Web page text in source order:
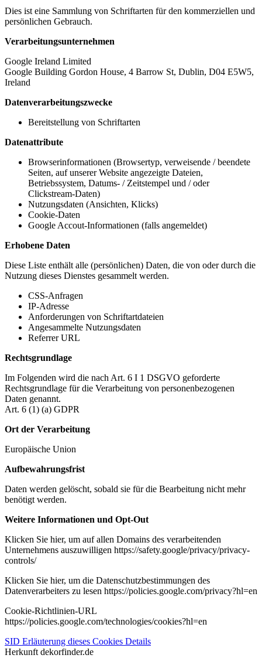
Dies ist eine Sammlung von Schriftarten für den kommerziellen und
persönlichen Gebrauch.
Verarbeitungsunternehmen
Google Ireland Limited
Google Building Gordon House, 4 Barrow St, Dublin, D04 E5W5,
Ireland
Datenverarbeitungszwecke
Bereitstellung von Schriftarten
Datenattribute
Browserinformationen (Browsertyp, verweisende / beendete
Seiten, auf unserer Website angezeigte Dateien,
Betriebssystem, Datums- / Zeitstempel und / oder
Clickstream-Daten)
Nutzungsdaten (Ansichten, Klicks)
Cookie-Daten
Google Accout-Informationen (falls angemeldet)
Erhobene Daten
Diese Liste enthält alle (persönlichen) Daten, die von oder durch die
Nutzung dieses Dienstes gesammelt werden.
CSS-Anfragen
IP-Adresse
Anforderungen von Schriftartdateien
Angesammelte Nutzungsdaten
Referrer URL
Rechtsgrundlage
Im Folgenden wird die nach Art. 6 I 1 DSGVO geforderte
Rechtsgrundlage für die Verarbeitung von personenbezogenen
Daten genannt.
Art. 6 (1) (a) GDPR
Ort der Verarbeitung
Europäische Union
Aufbewahrungsfrist
Daten werden gelöscht, sobald sie für die Bearbeitung nicht mehr
benötigt werden.
Weitere Informationen und Opt-Out
Klicken Sie hier, um auf allen Domains des verarbeitenden
Unternehmens auszuwilligen https://safety.google/privacy/privacy-
controls/
Klicken Sie hier, um die Datenschutzbestimmungen des
Datenverarbeiters zu lesen https://policies.google.com/privacy?hl=en
Cookie-Richtlinien-URL
https://policies.google.com/technologies/cookies?hl=en
SID Erläuterung dieses Cookies Details
Herkunft dekorfinder.de